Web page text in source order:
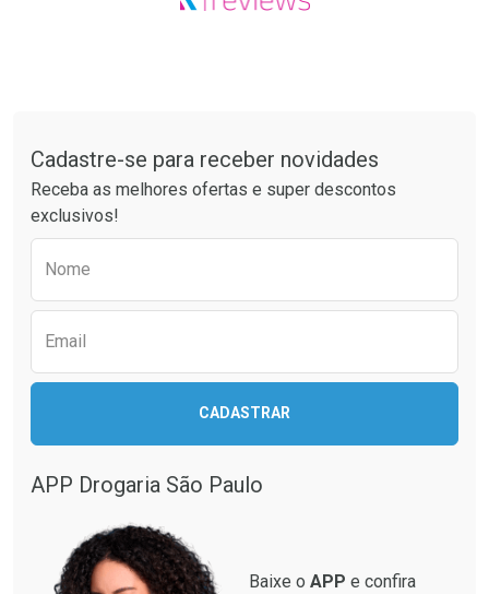
Cadastre-se para receber novidades
Receba as melhores ofertas e super descontos
exclusivos!
Nome
Email
CADASTRAR
APP Drogaria São Paulo
Baixe o APP e confira